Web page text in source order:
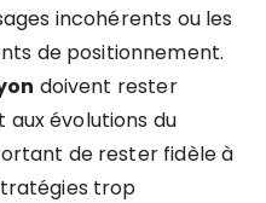
incohérents ou les
de positionnement.
doivent rester
évolutions du
de rester fidèle à
trop